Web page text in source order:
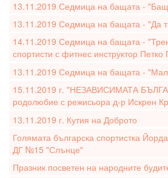
13.11.2019 Седмица на бащата -
13.11.2019 Седмица на бащата - "Да
14.11.2019 Седмица на бащата -
спортисти с фитнес инструктор Петко
13.11.2019 Седмица на бащата -
15.11.2019 г. "НЕЗАВИСИМАТА
родолюбие с режисьора д-р Искрен
13.11.2019 г. Кутия на Доброто
Голямата българска спортистка
ДГ №15 "Слънце"
Празник посветен на народните